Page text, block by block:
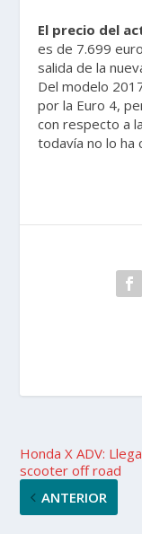
El precio del
es de 7.699
salida de la
Del modelo
por la Euro 4,
con respecto a
todavía no lo ha
Honda X ADV:
scooter off road
ANTERIOR